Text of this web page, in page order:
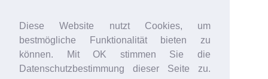
Diese Website nutzt Cookies, um
bestmögliche Funktionalität bieten zu
können. Mit OK stimmen Sie die
Datenschutzbestimmung dieser Seite zu.